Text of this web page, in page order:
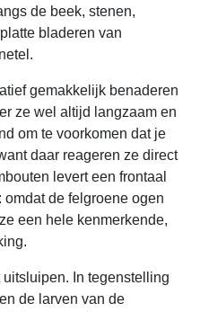
de beek, stenen,
bladeren van
gemakkelijk benaderen
ze wel altijd langzaam en
om te voorkomen dat je
daar reageren ze direct
levert een frontaal
de felgroene ogen
een hele kenmerkende,
In tegenstelling
de larven van de